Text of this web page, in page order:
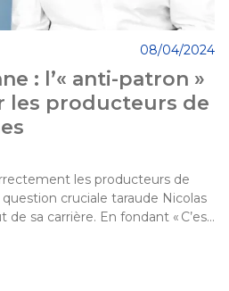
: l’« anti-patron »
les producteurs de
08/04/2024
les producteurs de
cruciale taraude Nicolas
sa carrière. En fondant « C’est
qui le patron ?! a vendu plus de